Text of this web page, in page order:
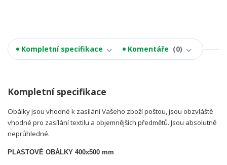
Kompletní specifikace Komentáře 0
Kompletní specifikace
Obálky jsou vhodné k zasílání Vašeho zboží poštou, jsou obzvláště
vhodné pro zasílání textilu a objemnějších předmětů. Jsou absolutně
neprůhledné.
PLASTOVÉ OBÁLKY 400x500 mm